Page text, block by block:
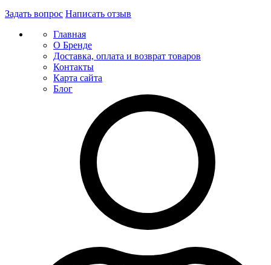
Задать вопрос Написать отзыв
Главная
О Бренде
Доставка, оплата и возврат товаров
Контакты
Карта сайта
Блог